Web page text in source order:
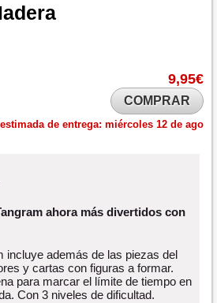
9,95€
COMPRAR
de entrega: miércoles 12 de ago
ahora más divertidos con
incluye además de las piezas del
y cartas con figuras a formar.
para marcar el límite de tiempo en
Con 3 niveles de dificultad.